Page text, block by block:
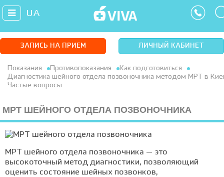
UA
ЗАПИСЬ НА ПРИЕМ ЛИЧНЫЙ КАБИНЕТ
Показания Противопоказания
Как подготовиться
Диагностика шейного отдела позвоночника методом МРТ в
Частые вопросы
МРТ ШЕЙНОГО ОТДЕЛА ПОЗВОНОЧНИКА
МРТ шейного отдела позвоночника — это
высокоточный метод диагностики, позволяющий
оценить состояние шейных позвонков,